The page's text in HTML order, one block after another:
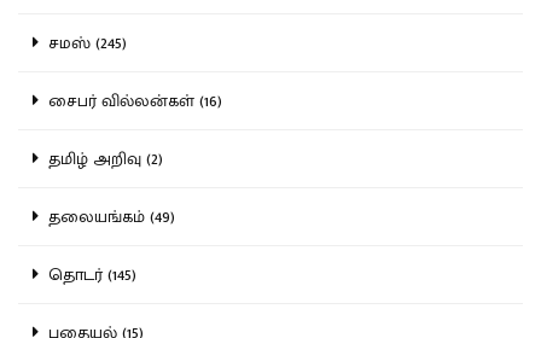
சமஸ் (245)
சைபர் வில்லன்கள் (16)
தமிழ் அறிவு (2)
தலையங்கம் (49)
தொடர் (145)
புதையல் (15)